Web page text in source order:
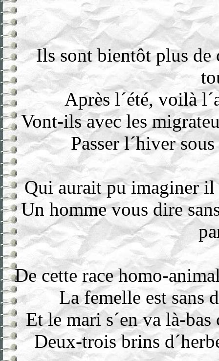
Ils sont bientôt plus de
Après l´été, voilà
Vont-ils avec les
Passer l´hiver
Qui aurait pu imaginer il
Un homme vous dire
De cette race homo-
La femelle est sans
Et le mari s´en va là-
Deux-trois brins